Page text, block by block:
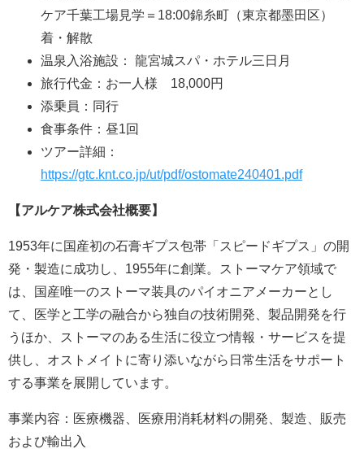
ケア千葉工場見学＝18:00錦糸町（東京都墨田区）
着・解散
温泉入浴施設： 龍宮城スパ・ホテル三日月
旅行代金：お一人様 18,000円
添乗員：同行
食事条件：昼1回
ツアー詳細：
https://gtc.knt.co.jp/ut/pdf/ostomate240401.pdf
【アルケア株式会社概要】
1953年に国産初の石膏ギプス包帯「スピードギプス」の開
発・製造に成功し、1955年に創業。ストーマケア領域で
は、国産唯一のストーマ装具のパイオニアメーカーとし
て、医学と工学の融合から独自の技術開発、製品開発を行
うほか、ストーマのある生活に役立つ情報・サービスを提
供し、オストメイトに寄り添いながら日常生活をサポート
する事業を展開しています。
事業内容：医療機器、医療用消耗材料の開発、製造、販売
および輸出入